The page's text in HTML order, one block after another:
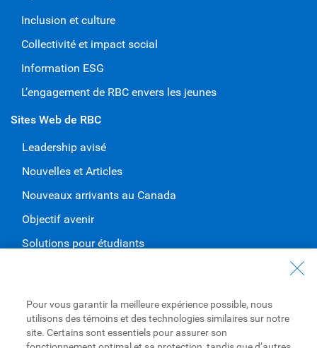
Inclusion et culture
Collectivité et impact social
Information ESG
L’engagement de RBC envers les jeunes
Sites Web de RBC
Leadership avisé
Nouvelles et Articles
Nouveaux arrivants au Canada
Objectif avenir
Solutions pour étudiants
Nous joindre
Trouvez une succursale ou un GAB
Pour vous garantir la meilleure expérience possible, nous
utilisons des témoins et des technologies similaires sur notre
site. Certains sont essentiels pour assurer son